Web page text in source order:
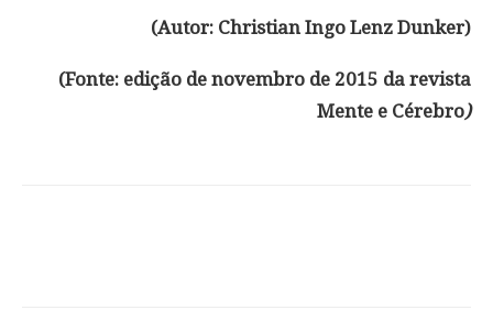
(Autor: Christian Ingo Lenz Dunker)
(Fonte: edição de novembro de 2015 da revista
Mente e Cérebro)